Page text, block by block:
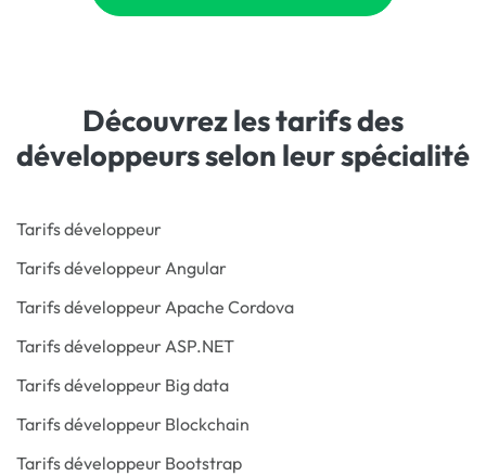
Découvrez les tarifs des
développeurs selon leur spécialité
Tarifs développeur
Tarifs développeur Angular
Tarifs développeur Apache Cordova
Tarifs développeur ASP.NET
Tarifs développeur Big data
Tarifs développeur Blockchain
Tarifs développeur Bootstrap